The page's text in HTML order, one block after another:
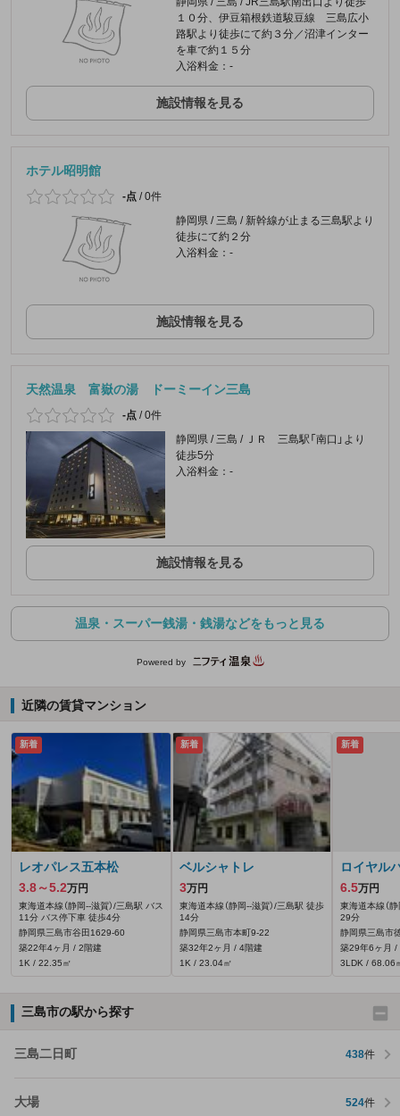
１０分、伊豆箱根鉄道駿豆線 三島広小
路駅より徒歩にて約３分／沼津インター
を車で約１５分
入浴料金：-
施設情報を見る
ホテル昭明館
-点 /0件
静岡県 / 三島 / 新幹線が止まる三島駅より
徒歩にて約２分
入浴料金：-
施設情報を見る
天然温泉 富嶽の湯 ドーミーイン三島
-点 /0件
静岡県 / 三島 / ＪＲ 三島駅「南口」より
徒歩5分
入浴料金：-
施設情報を見る
温泉・スーパー銭湯・銭湯などをもっと見る
Powered by
近隣の賃貸マンション
新着
レオパレス五本松
3.8～5.2万円
東海道本線（静岡--滋賀）/三島駅 バス
11分 バス停下車 徒歩4分
静岡県三島市谷田1629‐60
築22年4ヶ月 / 2階建
1K / 22.35㎡
新着
ベルシャトレ
3万円
東海道本線（静岡--滋賀）/三島駅 徒歩
14分
静岡県三島市本町9-22
築32年2ヶ月 / 4階建
1K / 23.04㎡
新着
ロイヤル
6.5万円
東海道本線（
29分
静岡県三島市
築29年6ヶ月 /
3LDK / 68.06
三島市の駅から探す
三島二日町 438件
大場 524件